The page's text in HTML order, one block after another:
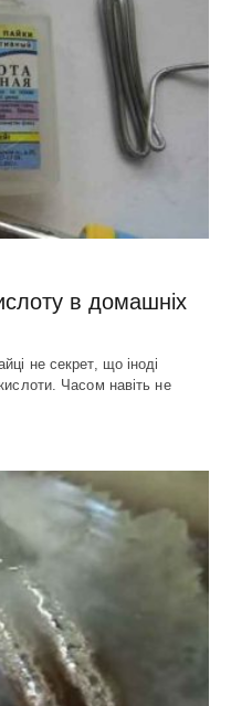
в домашніх
не секрет, що іноді
Часом навіть не